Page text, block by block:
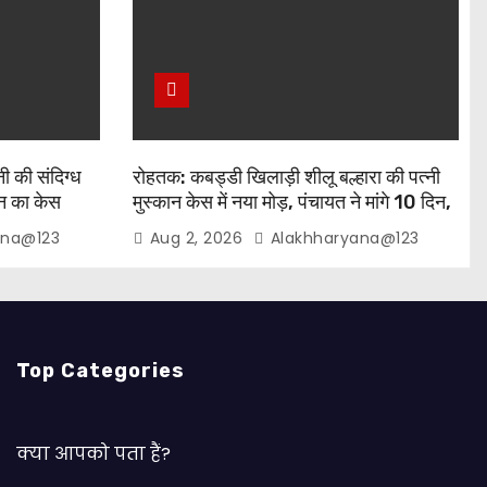
की संदिग्ध
का केस
रोहतक: कबड्डी खिलाड़ी शीलू बल्हारा की पत्नी
मुस्कान केस में नया मोड़, पंचायत ने मांगे 10 दिन,
शीलू समेत 3 हिरासत में
Aug 2, 2026 Alakhharyana@123
Top Categories
क्या आपको पता हैं?